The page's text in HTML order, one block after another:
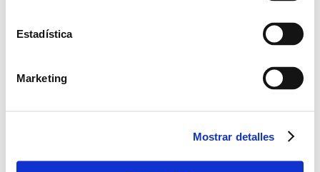
Estadística
Marketing
Mostrar detalles